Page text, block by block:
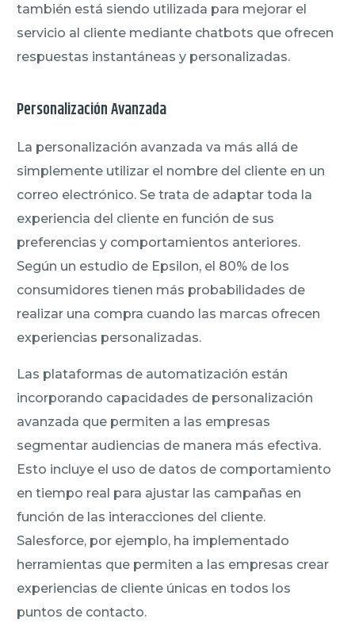
también está siendo utilizada para mejorar el
servicio al cliente mediante chatbots que ofrecen
respuestas instantáneas y personalizadas.
Personalización Avanzada
La personalización avanzada va más allá de
simplemente utilizar el nombre del cliente en un
correo electrónico. Se trata de adaptar toda la
experiencia del cliente en función de sus
preferencias y comportamientos anteriores.
Según un estudio de Epsilon, el 80% de los
consumidores tienen más probabilidades de
realizar una compra cuando las marcas ofrecen
experiencias personalizadas.
Las plataformas de automatización están
incorporando capacidades de personalización
avanzada que permiten a las empresas
segmentar audiencias de manera más efectiva.
Esto incluye el uso de datos de comportamiento
en tiempo real para ajustar las campañas en
función de las interacciones del cliente.
Salesforce, por ejemplo, ha implementado
herramientas que permiten a las empresas crear
experiencias de cliente únicas en todos los
puntos de contacto.